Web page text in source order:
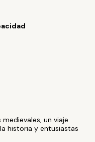
un viaje
historia y entusiastas